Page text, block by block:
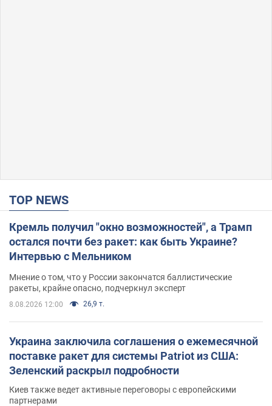
TOP NEWS
Кремль получил "окно возможностей", а Трамп
остался почти без ракет: как быть Украине?
Интервью с Мельником
Мнение о том, что у России закончатся баллистические
ракеты, крайне опасно, подчеркнул эксперт
8.08.2026 12:00 26,9 т.
Украина заключила соглашения о ежемесячной
поставке ракет для системы Patriot из США:
Зеленский раскрыл подробности
Киев также ведет активные переговоры с европейскими
партнерами